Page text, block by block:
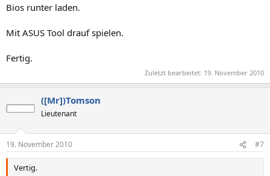
Bios runter laden.
Mit ASUS Tool drauf spielen.
Fertig.
Zuletzt bearbeitet: 19. November 2010
([Mr])Tomson
Lieutenant
19. November 2010 #7
Vertig.